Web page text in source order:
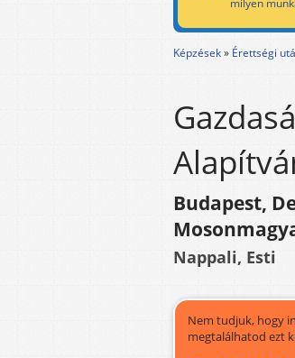
milyen
Képzések» Érettségi
Budapest,
Nappali, Esti
Nem tudjuk, hogy
megtalálhatod ezt